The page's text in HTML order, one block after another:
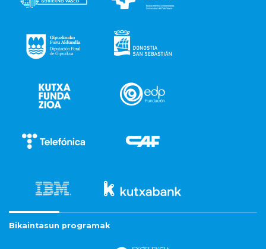
Bikaintasun programak